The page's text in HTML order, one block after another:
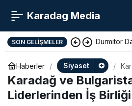
Karadag Media
SON GELIŞMELER Durmitor
Yunan
Haberler Siyaset
Karadağ ve
Liderlerinden İş Birliği